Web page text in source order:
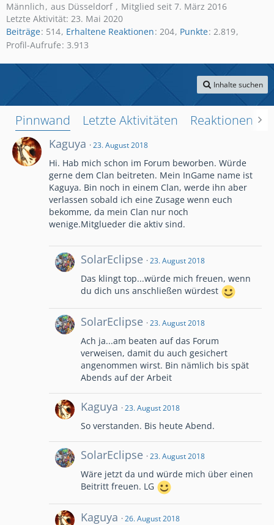
Männlich aus Düsseldorf
Mitglied seit 7. März 2016
Letzte Aktivität: 23. Mai 2020
Beiträge 514 Erhaltene Reaktionen 204 Punkte 2.819
Profil-Aufrufe 3.913
Inhalte suchen
Pinnwand Letzte Aktivitäten Reaktionen
Kaguya 23. August 2018
Hi. Hab mich schon im Forum beworben. Würde
gerne dem Clan beitreten. Mein InGame name ist
Kaguya. Bin noch in einem Clan, werde ihn aber
verlassen sobald ich eine Zusage wenn euch
bekomme, da mein Clan nur noch
wenige.Mitglueder die aktiv sind.
SolarEclipse 23. August 2018
Das klingt top...würde mich freuen, wenn
du dich uns anschließen würdest
SolarEclipse 23. August 2018
Ach ja...am beaten auf das Forum
verweisen, damit du auch gesichert
angenommen wirst. Bin nämlich bis spät
Abends auf der Arbeit
Kaguya 23. August 2018
So verstanden. Bis heute Abend.
SolarEclipse 23. August 2018
Wäre jetzt da und würde mich über einen
Beitritt freuen. LG
Kaguya 26. August 2018